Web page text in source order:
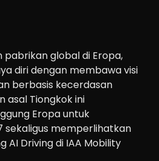
global di Eropa,
diri dengan membawa visi
berbasis kecerdasan
asal Tiongkok ini
Eropa untuk
sekaligus memperlihatkan
AI Driving di IAA Mobility